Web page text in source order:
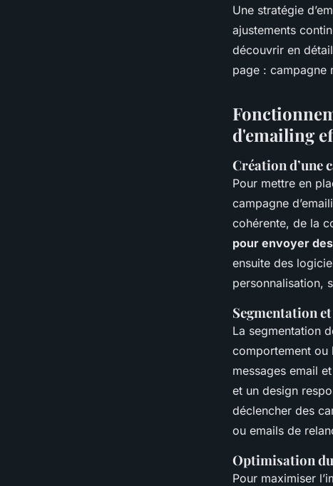
Une stratégie
ajustements
découvrir en
page : campagne
d'emailing
Création d’une
Pour mettre en
campagne
cohérente, de la
pour envoyer
ensuite des
personnalisation,
Segmentation
La segmentation
comportement ou
messages email
et un design
déclencher des
ou emails de
Optimisation
Pour maximiser